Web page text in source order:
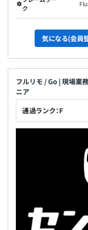
ク
気になる(会員
フルリモ / Go | 現場業
ニア
通過ランク：F